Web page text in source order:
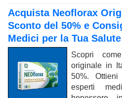
Acquista Neoflorax
Sconto del 50% e
Medici per la Tua Salute
Scopri
originale in
50%.
esperti